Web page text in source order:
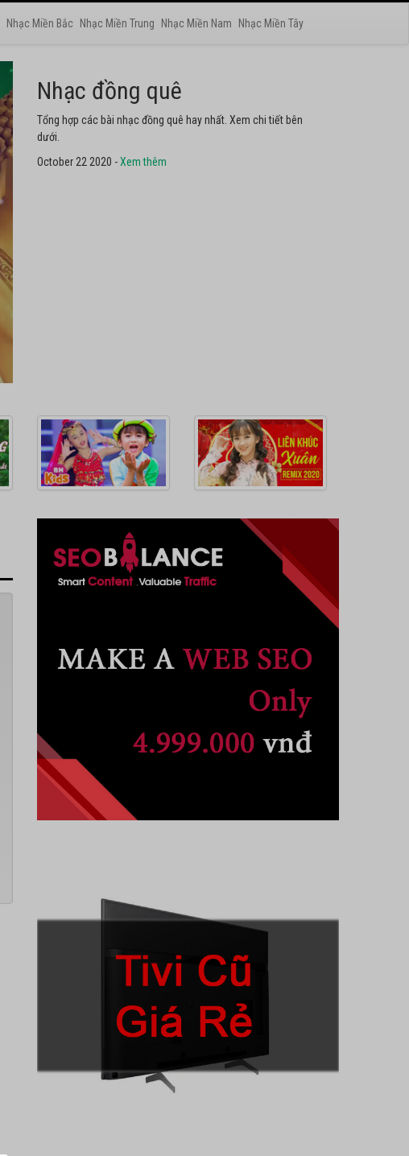
Nhạc Miền Bắc Nhạc Miền Trung Nhạc Miền Nam Nhạc Miền Tây
Nhạc phật
Tuyển tập các bài nhạc thánh ca hay nhất. Không thể không
nghe thử.
October 22 2020 -Xem thêm